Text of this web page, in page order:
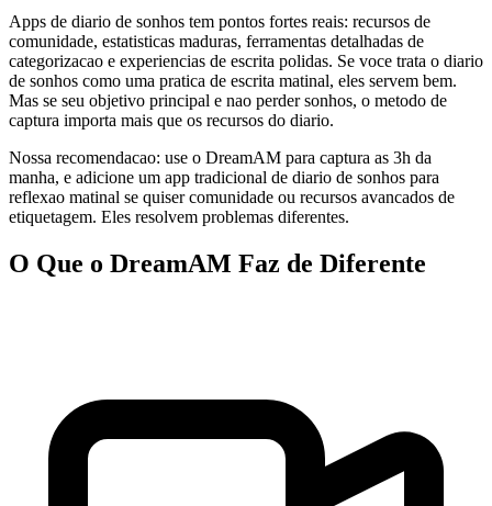
Apps de diario de sonhos tem pontos fortes reais: recursos de
comunidade, estatisticas maduras, ferramentas detalhadas de
categorizacao e experiencias de escrita polidas. Se voce trata o diario
de sonhos como uma pratica de escrita matinal, eles servem bem.
Mas se seu objetivo principal e nao perder sonhos, o metodo de
captura importa mais que os recursos do diario.
Nossa recomendacao: use o DreamAM para captura as 3h da
manha, e adicione um app tradicional de diario de sonhos para
reflexao matinal se quiser comunidade ou recursos avancados de
etiquetagem. Eles resolvem problemas diferentes.
O Que o DreamAM Faz de Diferente